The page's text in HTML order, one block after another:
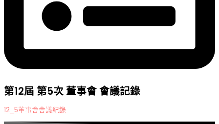
第12屆 第5次 董事會 會議記錄
12_5董事會會議紀錄